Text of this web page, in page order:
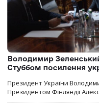
Володимир
Стуббом посилення
Президент України
Президентом Фінляндії